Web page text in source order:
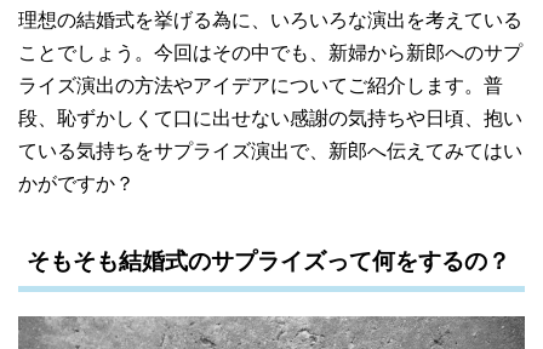
理想の結婚式を挙げる為に、いろいろな演出を考えている
ことでしょう。今回はその中でも、新婦から新郎へのサプ
ライズ演出の方法やアイデアについてご紹介します。普
段、恥ずかしくて口に出せない感謝の気持ちや日頃、抱い
ている気持ちをサプライズ演出で、新郎へ伝えてみてはい
かがですか？
そもそも結婚式のサプライズって何をするの？